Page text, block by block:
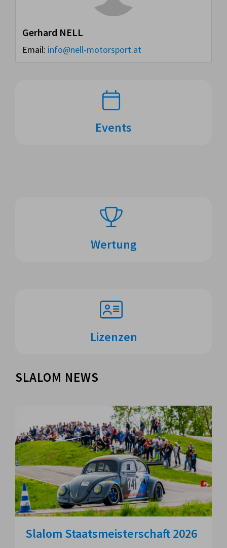
Gerhard NELL
Email: info@nell-motorsport.at
Events
Wertung
Lizenzen
SLALOM NEWS
Slalom Staatsmeisterschaft 2026